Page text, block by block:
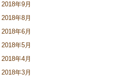
2018年9月
2018年8月
2018年6月
2018年5月
2018年4月
2018年3月